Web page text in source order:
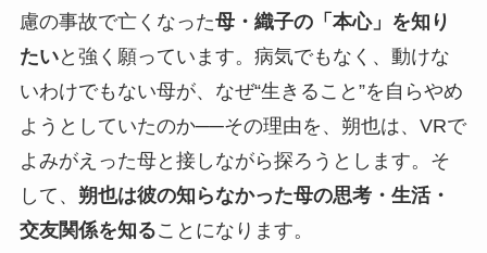
慮の事故で亡くなった母・織子の「本心」を知り
たいと強く願っています。病気でもなく、動けな
いわけでもない母が、なぜ“生きること”を自らやめ
ようとしていたのか──その理由を、朔也は、VRで
よみがえった母と接しながら探ろうとします。そ
して、 朔也は彼の知らなかった母の思考・生活・
交友関係を知ることになります。